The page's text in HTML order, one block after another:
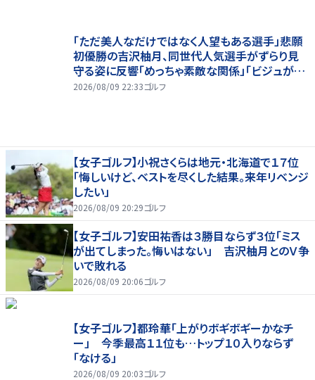
「ただ美人なだけではなく人望もある選手」悲願
初優勝の吉沢柚月、同世代人気選手がずらり見
守る姿に反響「めっちゃ素敵な関係」「ビジュが良
すぎてびっくり」
2026/08/09 22:33ゴルフ
【女子ゴルフ】小祝さくらは地元・北海道で１７位
「悔しいけど、ベストを尽くした結果。来年リベンジ
したい」
2026/08/09 20:29ゴルフ
【女子ゴルフ】安田祐香は３勝目ならず３位「ミス
が出てしまった。悔いはない」 吉沢柚月とのＶ争
いで敗れる
2026/08/09 20:06ゴルフ
【女子ゴルフ】都玲華「上がりボギボギーかなチ
ー」 今季最高１１位も…トップ１０入りならず
「なける」
2026/08/09 20:03ゴルフ